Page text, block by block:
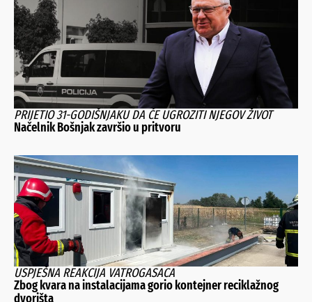
PRIJETIO 31-GODIŠNJAKU DA ĆE UGROZITI NJEGOV ŽIVOT
Načelnik Bošnjak završio u pritvoru
USPJEŠNA REAKCIJA VATROGASACA
Zbog kvara na instalacijama gorio kontejner reciklažnog
dvorišta